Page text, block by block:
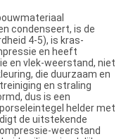
condenseert, is de
4-5), is kras-
en heeft
en vlek-weerstand, niet
die duurzaam en
en straling
dus is een
helder met
de uitstekende
weerstand